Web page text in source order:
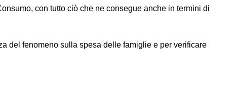
con tutto ciò che ne consegue anche in termini di
del fenomeno sulla spesa delle famiglie e per verificare